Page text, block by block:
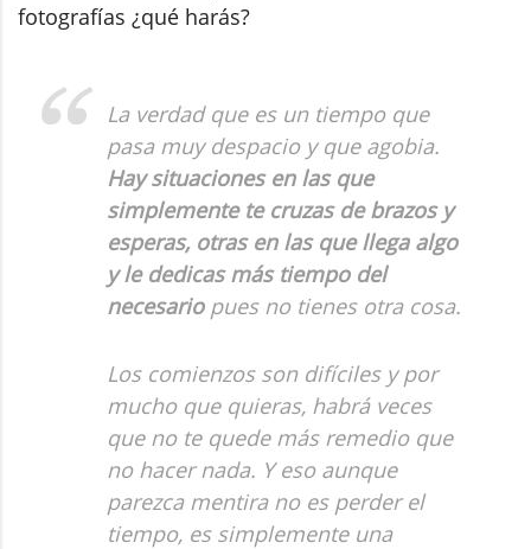
fotografías ¿qué harás?
La verdad que es un tiempo que
pasa muy despacio y que agobia.
Hay situaciones en las que
simplemente te cruzas de brazos y
esperas, otras en las que llega algo
y le dedicas más tiempo del
necesariopues no tienes otra cosa.
Los comienzos son difíciles y por
mucho que quieras, habrá veces
que no te quede más remedio que
no hacer nada. Y eso aunque
parezca mentira no es perder el
tiempo, es simplemente una